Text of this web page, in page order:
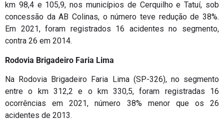
km 98,4 e 105,9, nos municípios de Cerquilho e Tatuí, sob
concessão da AB Colinas, o número teve redução de 38%.
Em 2021, foram registrados 16 acidentes no segmento,
contra 26 em 2014.
Rodovia Brigadeiro Faria Lima
Na Rodovia Brigadeiro Faria Lima (SP-326), no segmento
entre o km 312,2 e o km 330,5, foram registradas 16
ocorrências em 2021, número 38% menor que os 26
acidentes de 2013.